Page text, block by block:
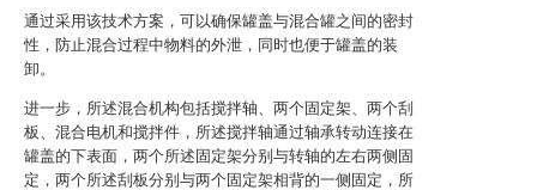
通过采用该技术方案，可以确保罐盖与混合罐之间的密封
性，防止混合过程中物料的外泄，同时也便于罐盖的装
卸。
进一步，所述混合机构包括搅拌轴、两个固定架、两个刮
板、混合电机和搅拌件，所述搅拌轴通过轴承转动连接在
罐盖的下表面，两个所述固定架分别与转轴的左右两侧固
定，两个所述刮板分别与两个固定架相背的一侧固定，所